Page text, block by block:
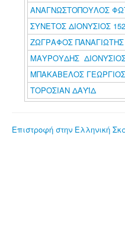
ΑΝΑΓΝΩΣΤΟΠΟΥΛΟΣ
ΣΥΝΕΤΟΣ ΔΙΟΝΥΣΙΟΣ
ΖΩΓΡΑΦΟΣ ΠΑΝΑΓΙΩΤΗΣ
ΜΑΥΡΟΥΔΗΣ
ΜΠΑΚΑΒΕΛΟΣ ΓΕΩΡΓΙΟΣ
ΤΟΡΟΣΙΑΝ ΔΑΥΪΔ
Επιστροφή στην Ελληνική